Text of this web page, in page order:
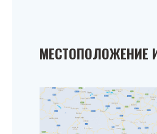
МЕСТОПОЛОЖЕНИЕ